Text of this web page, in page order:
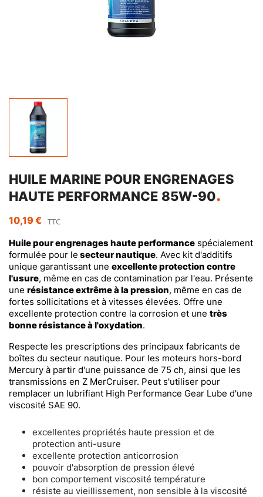
HUILE MARINE POUR ENGRENAGES
HAUTE PERFORMANCE 85W-90
10,19 € TTC
Huile pour engrenages haute performance spécialement
formulée pour le secteur nautique. Avec kit d'additifs
unique garantissant une excellente protection contre
l'usure, même en cas de contamination par l'eau. Présente
une résistance extrême à la pression, même en cas de
fortes sollicitations et à vitesses élevées. Offre une
excellente protection contre la corrosion et une très
bonne résistance à l'oxydation.
Respecte les prescriptions des principaux fabricants de
boîtes du secteur nautique. Pour les moteurs hors-bord
Mercury à partir d'une puissance de 75 ch, ainsi que les
transmissions en Z MerCruiser. Peut s'utiliser pour
remplacer un lubrifiant High Performance Gear Lube d'une
viscosité SAE 90.
excellentes propriétés haute pression et de
protection anti-usure
excellente protection anticorrosion
pouvoir d'absorption de pression élevé
bon comportement viscosité température
résiste au vieillissement, non sensible à la viscosité